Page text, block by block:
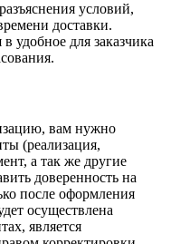
условий,
доставки.
удобное для заказчика
вам нужно
(реализация,
а так же другие
доверенность на
после оформления
осуществлена
является